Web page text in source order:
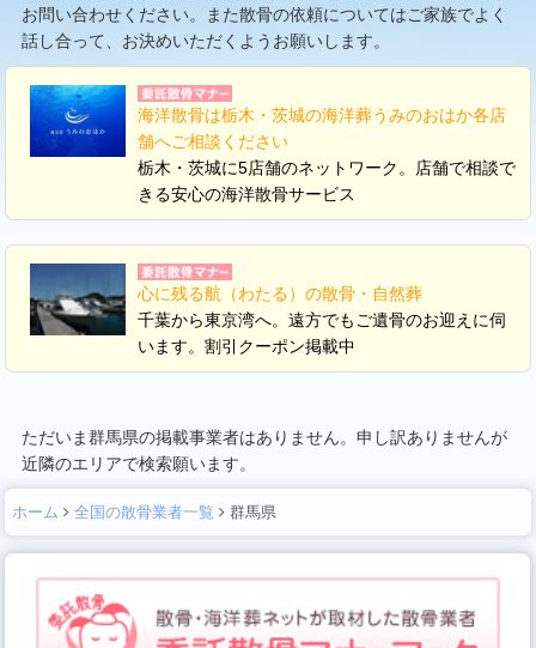
お問い合わせください。また散骨の依頼についてはご家族でよく
話し合って、お決めいただくようお願いします。
海洋散骨は栃木・茨城の海洋葬うみのおはか各店
舗へご相談ください
栃木・茨城に5店舗のネットワーク。店舗で相談で
きる安心の海洋散骨サービス
心に残る航（わたる）の散骨・自然葬
千葉から東京湾へ。遠方でもご遺骨のお迎えに伺
います。割引クーポン掲載中
ただいま群馬県の掲載事業者はありません。申し訳ありませんが
近隣のエリアで検索願います。
ホーム 全国の散骨業者一覧 群馬県